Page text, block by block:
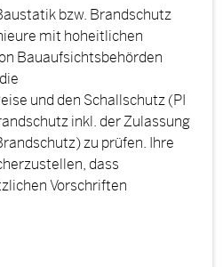
bzw. Brandschutz
mit hoheitlichen
Bauaufsichtsbehörden
und den Schallschutz (PI
inkl. der Zulassung
zu prüfen. Ihre
dass
Vorschriften